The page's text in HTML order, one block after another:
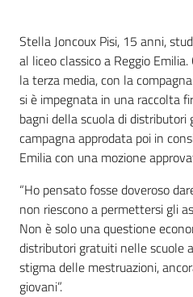
Leggi
Atti
Bandi
Piani
Progetti
Seguici
su
Stella Joncoux Pisi, 15 anni,
al liceo classico a Reggio
la terza media, con la
si è impegnata in una raccolta
bagni della scuola di
campagna approdata poi in
Emilia con una mozione
“Ho pensato fosse doveroso
non riescono a permettersi gli
Non è solo una questione
distributori gratuiti nelle scuole
stigma delle mestruazioni,
giovani”.